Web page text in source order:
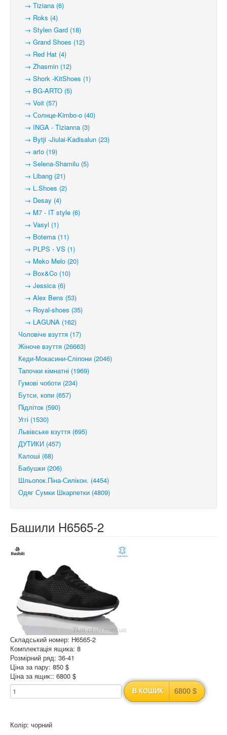
→ Tiziana (6)
→ Roks (4)
→ Stylen Gard (18)
→ Grand Shoes (12)
→ Red Hat (4)
→ Zhasmin (12)
→ Shork -KitShoes (1)
→ BG-ARTO (5)
→ Voit (57)
→ Солнце-Kimbo-o (40)
→ INGA - Tizianna (3)
→ Bytji -Jiulai-Kadisalun (23)
→ arto (19)
→ Selena-Shamilu (5)
→ Libang (21)
→ L.Shoes (2)
→ Desay (4)
→ M7 - IT style (6)
→ Vasyl (1)
→ Botema (11)
→ PLPS - VS (1)
→ Meko Melo (20)
→ Box&Co (10)
→ Jessica (6)
→ Alex Bens (53)
→ Royal-shoes (35)
→ LAGUNA (162)
Чоловіче взуття (17)
Жіноче взуття (26663)
Кеди-Мокасини-Сліпони (2046)
Тапочки кімнатні (1969)
Гумові чоботи (234)
Бутси, копи (657)
Підліток (590)
Уггі (1530)
Львівське взуття (695)
ДУТИКИ (457)
Калоші (68)
Бабушки (206)
Шльопок.Піна-Силікон. (4454)
Одяг Сумки Шкарпетки (4809)
Башили H6565-2
Складський номер: H6565-2
Комплектація ящика: 8
Розмірний ряд: 36-41
Ціна за пару: 850 $
Ціна за ящик:: 6800 $
В КОШИК 6800 $
Колір: чорний